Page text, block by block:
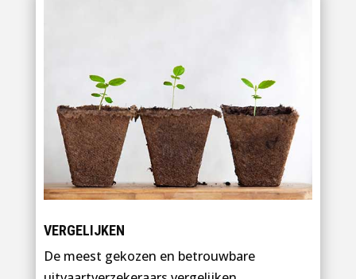
VERGELIJKEN
De meest gekozen en betrouwbare